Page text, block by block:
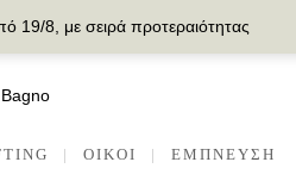
19/8, με σειρά προτεραιότητας
| OIKOI | ΕΜΠΝΕΥΣΗ